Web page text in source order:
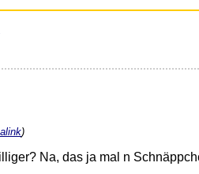
)
Na, das ja mal n